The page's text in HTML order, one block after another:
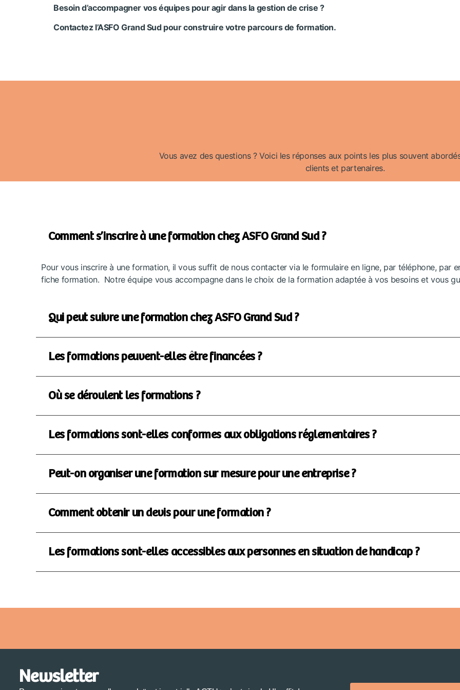
Besoin d’accompagner vos équipes pour agir dans la gestion de crise ?
Contactez l’ASFO Grand Sud pour construire votre parcours de formation.
Vous avez des questions ? Voici les réponses aux points les plus souvent
clients et partenaires.
Comment s’inscrire à une formation chez ASFO Grand Sud ?
Pour vous inscrire à une formation, il vous suffit de nous contacter via le formulaire en ligne, par téléphone, par
fiche formation. Notre équipe vous accompagne dans le choix de la formation adaptée à vos besoins et vous
Qui peut suivre une formation chez ASFO Grand Sud ?
Les formations peuvent-elles être financées ?
Où se déroulent les formations ?
Les formations sont-elles conformes aux obligations réglementaires ?
Peut-on organiser une formation sur mesure pour une entreprise ?
Comment obtenir un devis pour une formation ?
Les formations sont-elles accessibles aux personnes en situation de handicap ?
Newsletter